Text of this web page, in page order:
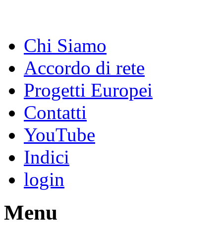
Chi Siamo
Accordo di rete
Progetti Europei
Contatti
YouTube
Indici
login
Menu